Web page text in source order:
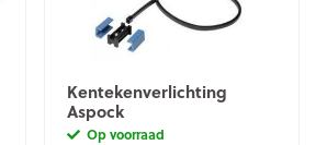
Kentekenverlichting
Aspock
Op voorraad